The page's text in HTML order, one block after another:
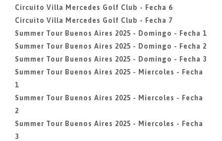
Circuito Villa Mercedes Golf Club - Fecha 6
Circuito Villa Mercedes Golf Club - Fecha 7
Summer Tour Buenos Aires 2025 - Domingo - Fecha 1
Summer Tour Buenos Aires 2025 - Domingo - Fecha 2
Summer Tour Buenos Aires 2025 - Domingo - Fecha 3
Summer Tour Buenos Aires 2025 - Miercoles - Fecha
1
Summer Tour Buenos Aires 2025 - Miercoles - Fecha
2
Summer Tour Buenos Aires 2025 - Miercoles - Fecha
3